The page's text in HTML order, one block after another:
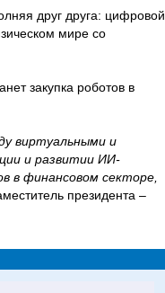
друг друга: цифровой
мире со
закупка роботов в
виртуальными и
и развитии ИИ-
в финансовом секторе,
президента –